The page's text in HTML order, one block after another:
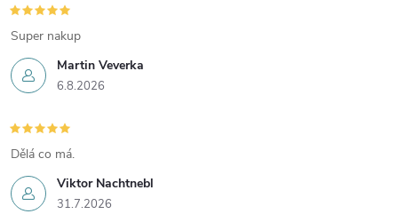
Martin Veverka
6.8.2026
Super nakup
Viktor Nachtnebl
31.7.2026
Dělá co má.